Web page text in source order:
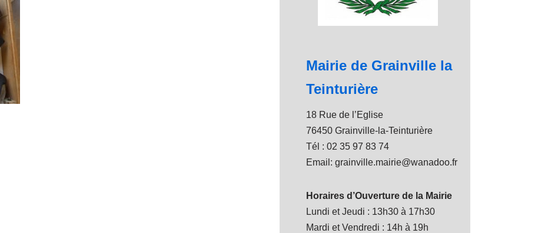
Mairie de Grainville la
Teinturière
18 Rue de l’Eglise
76450 Grainville-la-Teinturière
Tél : 02 35 97 83 74
Email: grainville.mairie@wanadoo.fr
Horaires d’Ouverture de la Mairie
Lundi et Jeudi : 13h30 à 17h30
Mardi et Vendredi : 14h à 19h